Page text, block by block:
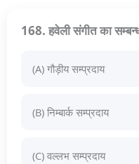
168. हवेली संगीत का
(A) गौड़ीय सम्प्रदाय
(B) निम्बार्क सम्प्रदाय
(C) वल्लभ सम्प्रदाय